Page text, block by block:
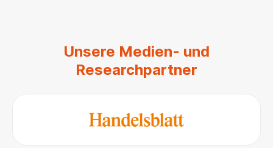
Unsere Medien- und
Researchpartner